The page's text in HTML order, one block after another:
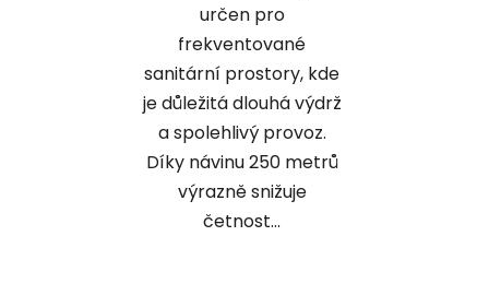
určen pro
frekventované
sanitární prostory, kde
je důležitá dlouhá výdrž
a spolehlivý provoz.
Díky návinu 250 metrů
výrazně snižuje
četnost...